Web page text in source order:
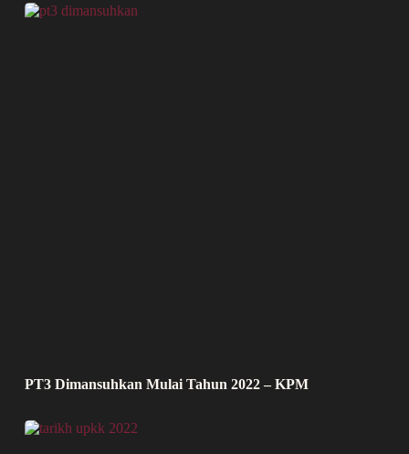
PT3 Dimansuhkan Mulai Tahun 2022 – KPM